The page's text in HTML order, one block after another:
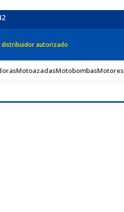
distribuidor autorizado
MotoazadasMotobombasMotores